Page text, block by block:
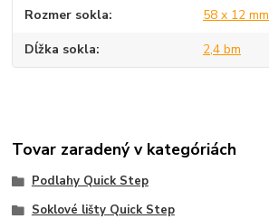
Rozmer sokla 58 x 12 mm
Dĺžka sokla 2,4 bm
Tovar zaradený v kategóriách
Podlahy Quick Step
Soklové lišty Quick Step